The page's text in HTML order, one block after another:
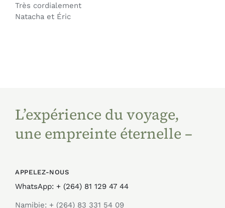
Très cordialement
Natacha et Éric
L’expérience du voyage,
une empreinte éternelle –
APPELEZ-NOUS
WhatsApp: + (264) 81 129 47 44
Namibie: + (264) 83 331 54 09